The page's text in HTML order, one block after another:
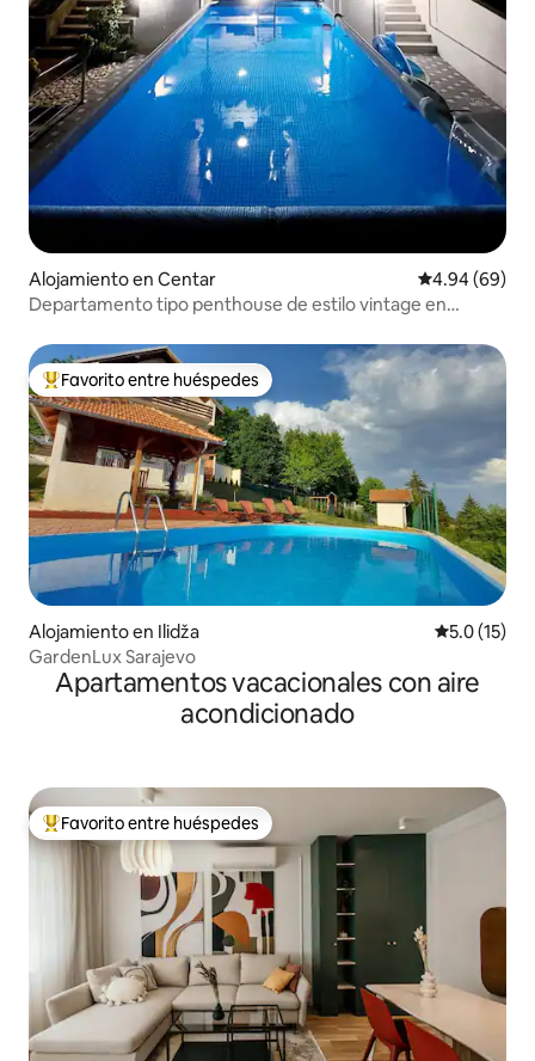
Alojamiento en Centar Calificación
4.94 (69)
Departamento tipo penthouse de estilo vintage en
Favorito entre huéspedes preferido
Favorito entre huéspedes
Alojamiento en Ilidža Calificación
5.0 (15)
GardenLux Sarajevo
Apartamentos vacacionales con aire
acondicionado
Favorito entre huéspedes preferido
Favorito entre huéspedes